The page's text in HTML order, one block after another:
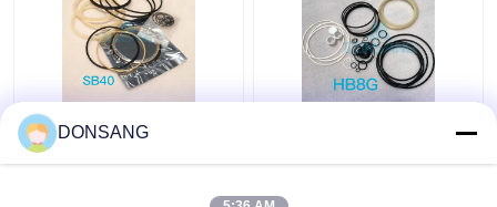
푸른 노랑 SB40 유압 브
레이커 봉지 키트 쇄암
HB8G 잭 해머 봉지 키트
DONSANG